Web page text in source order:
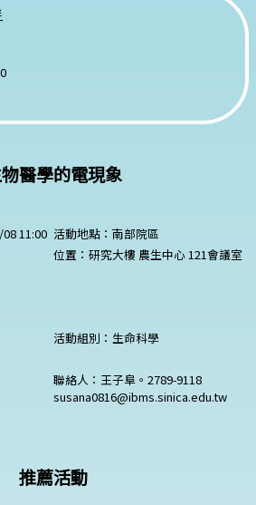
醫學的電現象
11:00 活動地點：南部院區
位置：研究大樓 農生中心 121會議室
活動組別：生命科學
聯絡人：王子阜。2789-9118
susana0816@ibms.sinica.edu.tw
推薦活動